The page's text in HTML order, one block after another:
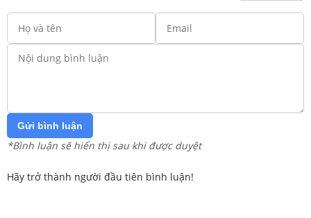
Gửi bình luận
*Bình luận sẽ hiển thị sau khi được duyệt
Hãy trở thành người đầu tiên bình luận!